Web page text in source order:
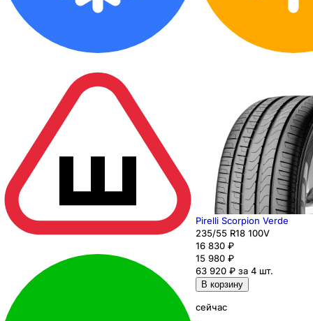
Pirelli Scorpion Verde
235/55 R18 100V
16 830 ₽
15 980 ₽
63 920 ₽ за 4 шт.
В корзину
сейчас